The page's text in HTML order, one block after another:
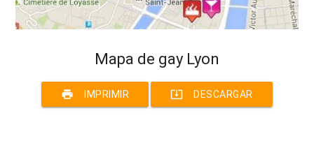
Mapa de gay Lyon
print IMPRIMIR system_update_alt DESCARGAR